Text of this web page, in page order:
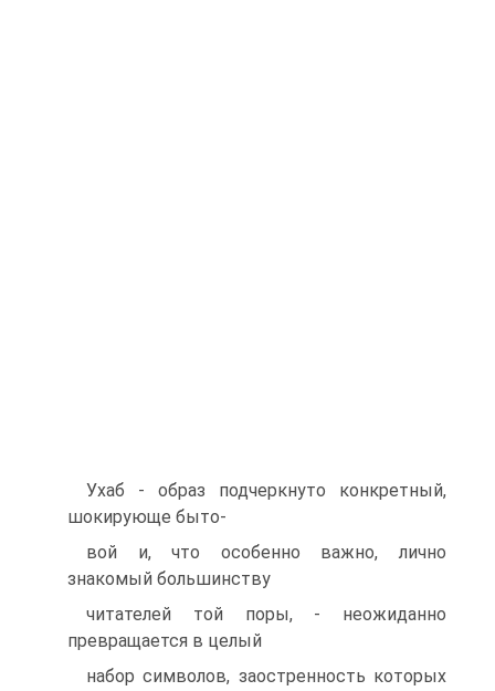
Ухаб - образ подчеркнуто конкретный,
шокирующе быто-
вой и, что особенно важно, лично
знакомый большинству
читателей той поры, - неожиданно
превращается в целый
набор символов, заостренность которых